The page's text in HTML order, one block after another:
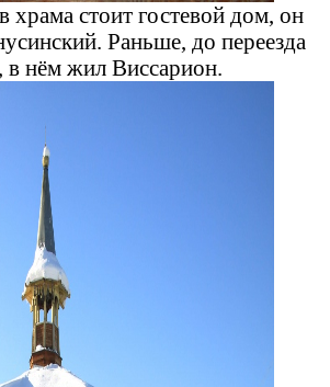
храма стоит гостевой дом, он
Раньше, до переезда
в нём жил Виссарион.